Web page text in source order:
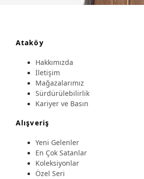
Ataköy
Hakkımızda
İletişim
Mağazalarımız
Sürdürülebilirlik
Kariyer ve Basın
Alışveriş
Yeni Gelenler
En Çok Satanlar
Koleksiyonlar
Özel Seri